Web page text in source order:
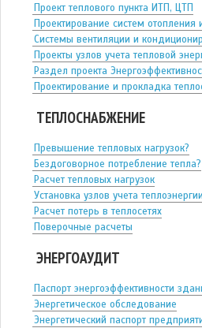
Проект теплового пункта ИТП, ЦТП
Проектирование систем отопления
Системы вентиляции и
Проекты узлов учета тепловой
Раздел проекта
Проектирование и прокладка
ТЕПЛОСНАБЖЕНИЕ
Превышение тепловых нагрузок?
Бездоговорное потребление тепла?
Расчет тепловых нагрузок
Установка узлов учета теплоэнергии
Расчет потерь в теплосетях
Поверочные расчеты
ЭНЕРГОАУДИТ
Паспорт энергоэффективности
Энергетическое обследование
Энергетический паспорт